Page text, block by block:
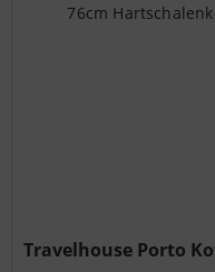
Travelhouse Porto